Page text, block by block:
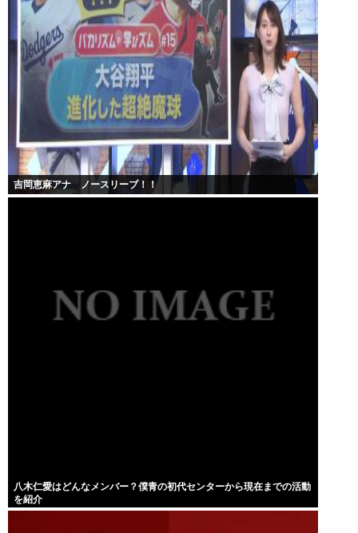
吉岡恵麻アナ ノースリーブ！！
八木仁愛はどんなメンバー？僕青の初代センターから現在までの活動
を紹介